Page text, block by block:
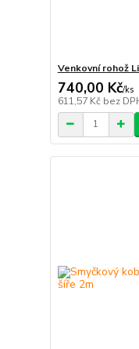
Venkovní rohož
740,00 Kč/ks
611,57 Kč bez